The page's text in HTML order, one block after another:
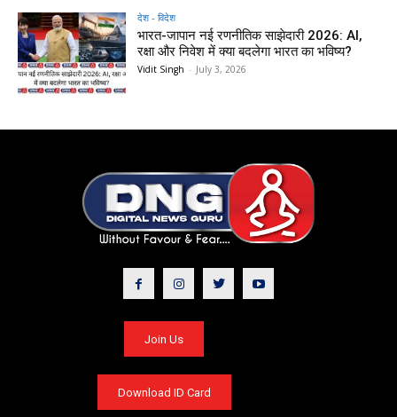
देश - विदेश
भारत-जापान नई रणनीतिक साझेदारी 2026: AI,
रक्षा और निवेश में क्या बदलेगा भारत का भविष्य?
Vidit Singh - July 3, 2026
Join Us
Download ID Card